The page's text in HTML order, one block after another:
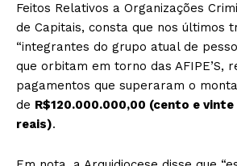
Feitos Relativos a Organizações
de Capitais, consta que nos últimos
“integrantes do grupo atual de
que orbitam em torno das AFIPE’S,
pagamentos que superaram o
de R$120.000.000,00 (cento e
reais).